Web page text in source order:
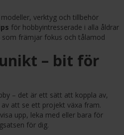
modeller, verktyg och tillbehör
för hobbyintresserade i alla åldrar
som främjar fokus och tålamod
– bit för
– det är ett sätt att koppla av,
att se ett projekt växa fram.
upp, leka med eller bara för
för dig.